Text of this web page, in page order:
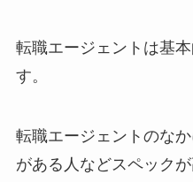
転職エージェントは基
す。
転職エージェントのな
がある人などスペック